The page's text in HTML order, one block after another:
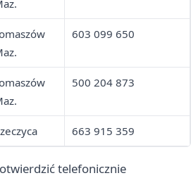
603 099 650
500 204 873
663 915 359
telefonicznie